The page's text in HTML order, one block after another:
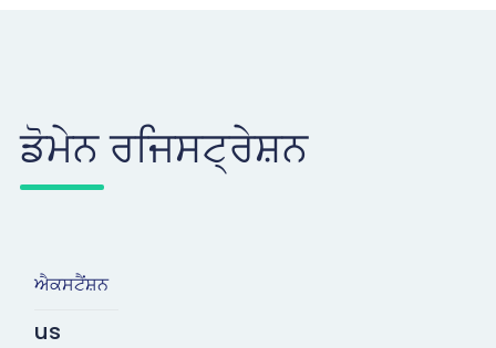
ਡੋਮੇਨ ਰਜਿਸਟ੍ਰੇਸ਼ਨ
ਐਕਸਟੈਂਸ਼ਨ
us